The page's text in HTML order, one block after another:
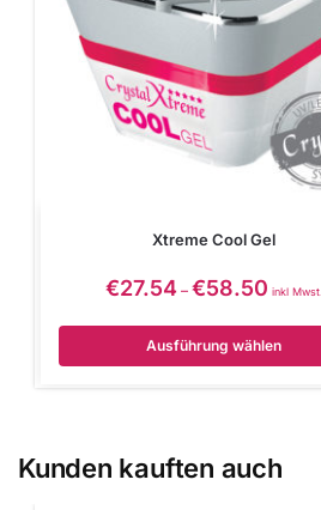
Xtreme Cool Gel
€27.54 – €58.50 inkl Mwst.
Ausführung wählen
Kunden kauften auch